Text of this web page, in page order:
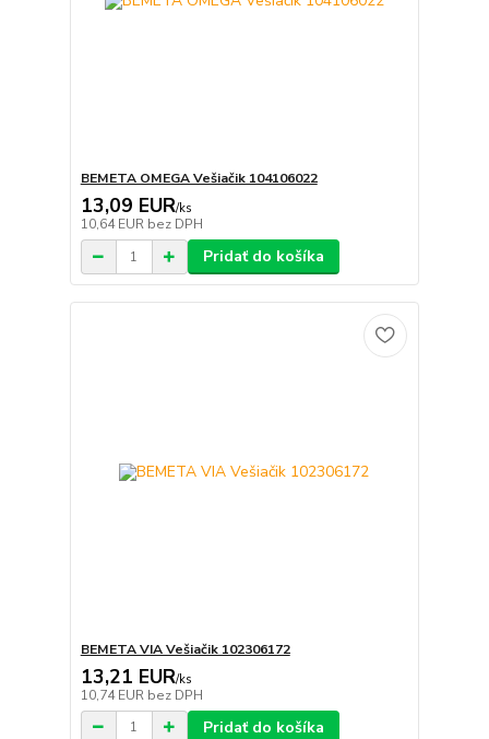
BEMETA OMEGA Vešiačik 104106022
13,09 EUR/ks
10,64 EUR bez DPH
Pridať do košíka
BEMETA VIA Vešiačik 102306172
13,21 EUR/ks
10,74 EUR bez DPH
Pridať do košíka